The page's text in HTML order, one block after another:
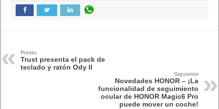
Previo
Trust presenta el pack de
teclado y ratón Ody II
Siguiente
Novedades HONOR – ¡La
funcionalidad de seguimiento
ocular de HONOR Magic6 Pro
puede mover un coche!